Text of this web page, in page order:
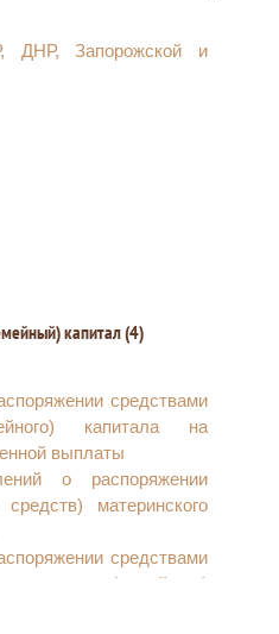
ДНР, Запорожской и
капитал (4)
средствами
капитала на
выплаты
о распоряжении
материнского
средствами
(семейного)
ежемесячной выплаты